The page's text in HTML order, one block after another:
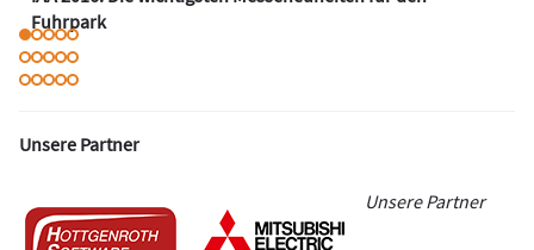
Fuhrpark
Unsere Partner
Unsere Partner